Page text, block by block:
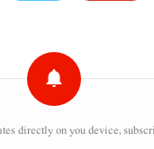
directly on you device,